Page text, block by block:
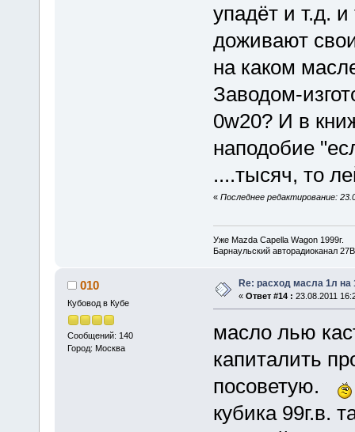
упадёт и т.д.
доживают
на каком
Заводом-
0w20? И в
наподобие
....тысяч, то
« Последнее редактирование:
Уже Mazda Capella Wagon 1999г.
Барнаульский авторадиоканал
010
Кубовод в Кубе
Сообщений: 140
Город: Москва
Re: расход масла 1л на
« Ответ #14 : 23.08.2011
масло лью
капиталить
посоветую.
кубика 99г.в.